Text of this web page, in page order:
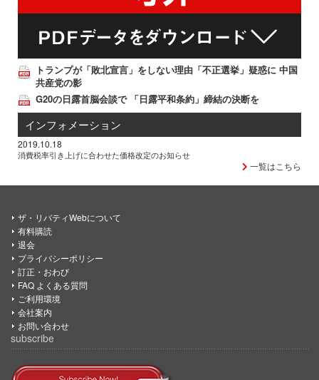
トランプが「敗北宣言」をしない理由「不正選挙」疑惑に 中国
共産党の影
G20の日露首脳会談で 「日露平和条約」締結の決断を
インフォメーション
2019.10.18
消費税率引き上げに合わせた価格改定のお知らせ
一覧はこちら
ザ・リバティWebについて
有料購読
退会
プライバシーポリシー
訂正・おわび
FAQ よくある質問
ご利用環境
会社案内
お問い合わせ
subscribe